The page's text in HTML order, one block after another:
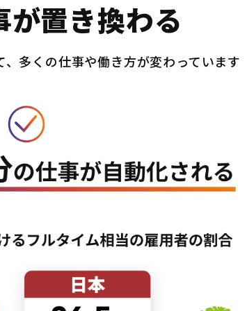
が置き換わる
多くの仕事や働き方が変わっています